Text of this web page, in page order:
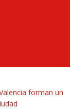
forman un